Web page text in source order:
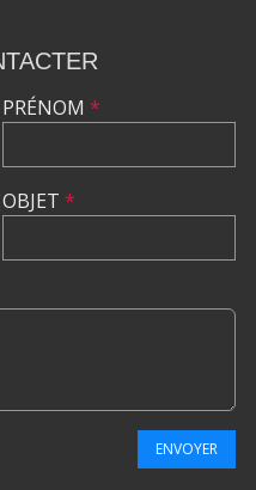
PRÉNOM *
OBJET *
ENVOYER